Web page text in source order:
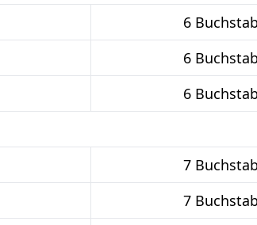
6
6
6
7
7